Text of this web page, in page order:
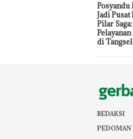
Jadi
Pilar
di Tangsel
REDAKSI
PEDOMAN